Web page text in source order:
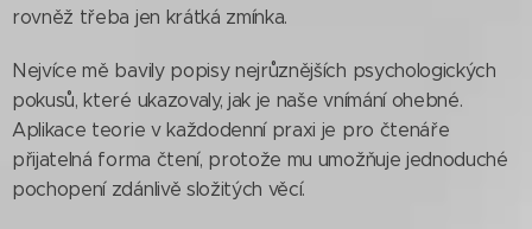
rovněž třeba jen krátká zmínka.
Nejvíce mě bavily popisy nejrůznějších psychologických
pokusů, které ukazovaly, jak je naše vnímání ohebné.
Aplikace teorie v každodenní praxi je pro čtenáře
přijatelná forma čtení, protože mu umožňuje jednoduché
pochopení zdánlivě složitých věcí.